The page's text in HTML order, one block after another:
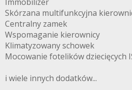
Skórzana multifunkcyjna
Centralny zamek
Wspomaganie kierownicy
Klimatyzowany schowek
Mocowanie fotelików dziecięcych
i wiele innych dodatków...